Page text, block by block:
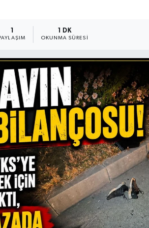
PAYLAŞIM
1 DK
OKUNMA SÜRESI